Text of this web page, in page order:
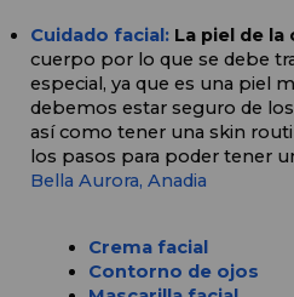
Cuidado facial: La piel de la
cuerpo por lo que se debe
especial, ya que es una piel
debemos estar seguro de
así como tener una skin
los pasos para poder tener
Bella Aurora, Anadia
Crema facial
Contorno de ojos